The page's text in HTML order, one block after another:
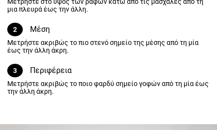
μια πλευρά έως την άλλη.
2 Μέση
Μετρήστε ακριβώς το πιο στενό σημείο της μέσης από τη μία έως
την άλλη άκρη.
3 Περιφέρεια
Μετρήστε ακριβώς το ποιο φαρδύ σημείο γοφών από τη μία έως
την άλλη άκρη.